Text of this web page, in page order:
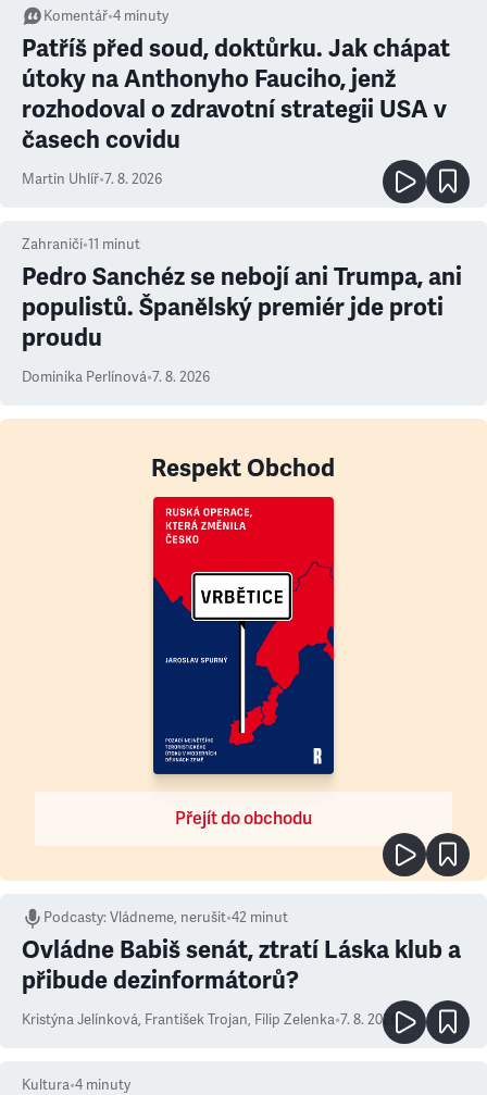
Komentář•4 minuty
Patříš před soud, doktůrku. Jak chápat
útoky na Anthonyho Fauciho, jenž
rozhodoval o zdravotní strategii USA v
časech covidu
Martin Uhlíř•7. 8. 2026
Zahraničí•11 minut
Pedro Sanchéz se nebojí ani Trumpa, ani
populistů. Španělský premiér jde proti
proudu
Dominika Perlínová•7. 8. 2026
Respekt Obchod
Přejít do obchodu
Podcasty:Vládneme, nerušit•42 minut
Ovládne Babiš senát, ztratí Láska klub a
přibude dezinformátorů?
Kristýna Jelínková, František Trojan, Filip Zelenka•7. 8. 2026
Kultura•4 minuty